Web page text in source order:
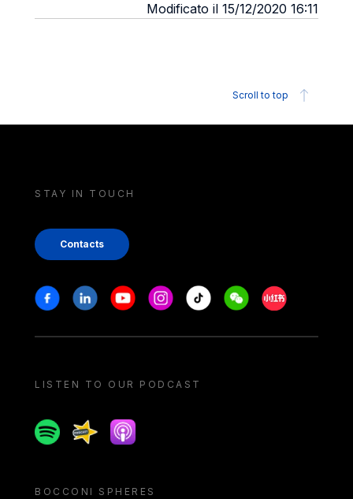
Modificato il 15/12/2020 16:11
Scroll to top
STAY IN TOUCH
Contacts
Stay in touch
FacebookLinkedinYoutubeInstagram
Tiktok WeechatXiaohongshu/
LISTEN TO OUR PODCAST
SpotifySpreakerApple podcast
BOCCONI SPHERES